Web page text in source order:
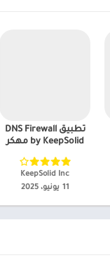
تطبيق DNS Firewall
by KeepSolid مهكر
KeepSolid Inc‏
11 يونيو، 2025